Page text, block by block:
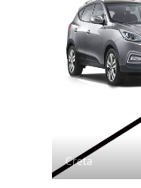
Creta